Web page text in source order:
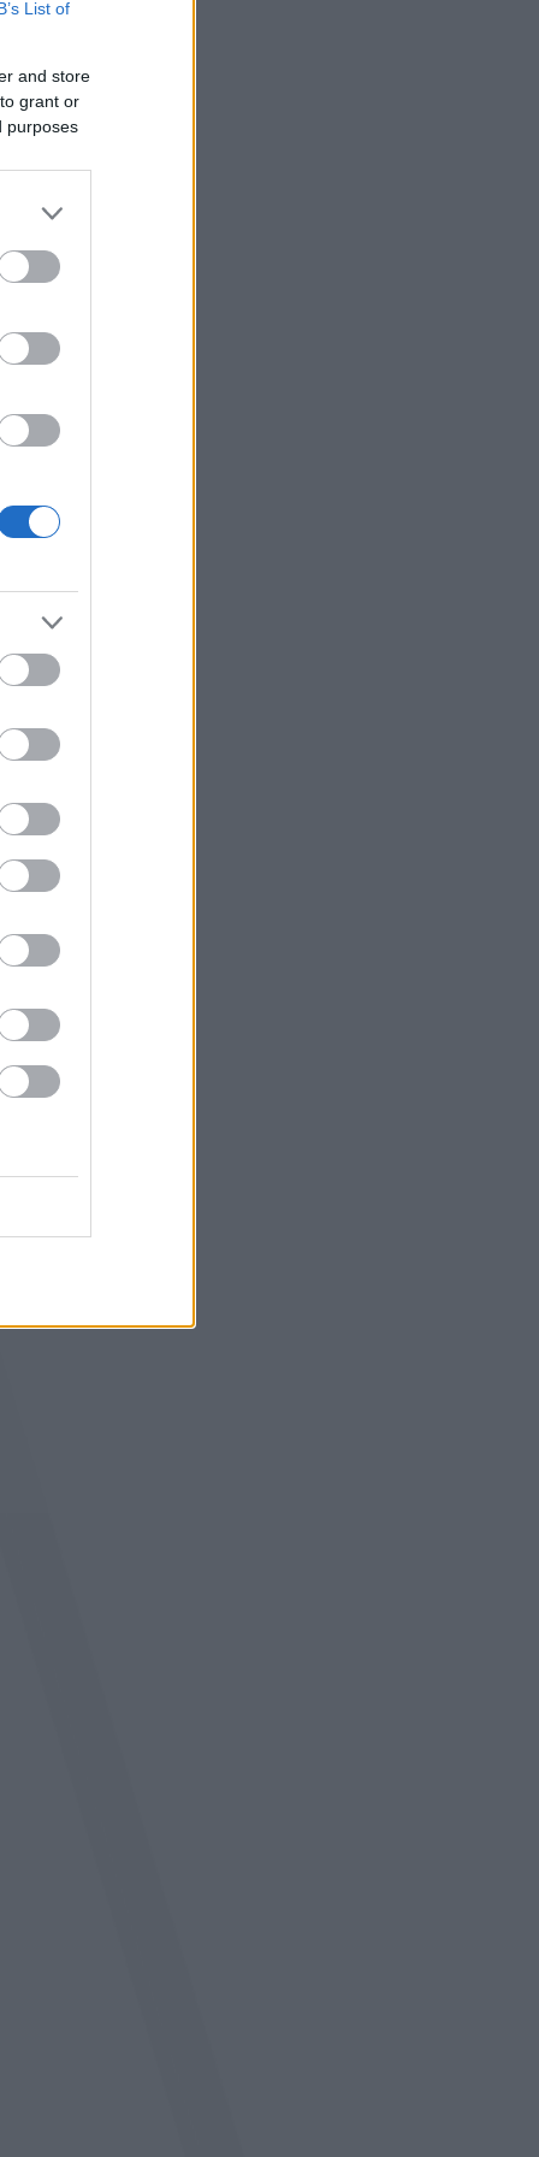
List of
and store
grant or
purposes